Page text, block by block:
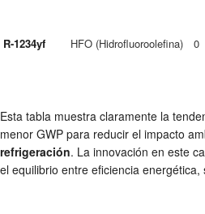
R-1234yf HFO (Hidrofluoroolefina) 0
Esta tabla muestra claramente la
menor GWP para reducir el impacto
refrigeración. La innovación en este
el equilibrio entre eficiencia